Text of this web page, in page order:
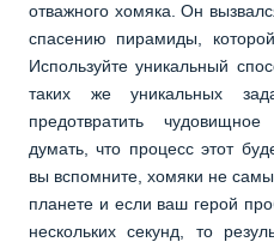
отважного хомяка. Он
спасению пирамиды,
Используйте уникальный
таких же уникальных
предотвратить
думать, что процесс этот
вы вспомните, хомяки не
планете и если ваш герой
нескольких секунд, то